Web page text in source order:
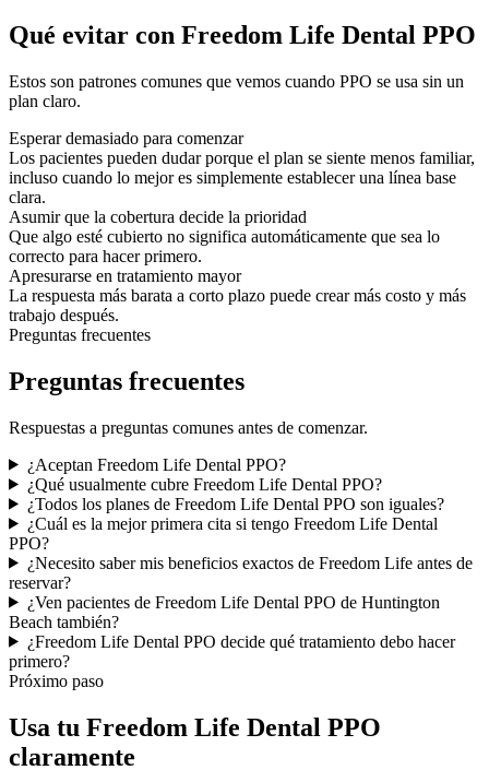
Qué evitar con Freedom Life Dental PPO
Estos son patrones comunes que vemos cuando PPO se usa sin un
plan claro.
Esperar demasiado para comenzar
Los pacientes pueden dudar porque el plan se siente menos familiar,
incluso cuando lo mejor es simplemente establecer una línea base
clara.
Asumir que la cobertura decide la prioridad
Que algo esté cubierto no significa automáticamente que sea lo
correcto para hacer primero.
Apresurarse en tratamiento mayor
La respuesta más barata a corto plazo puede crear más costo y más
trabajo después.
Preguntas frecuentes
Preguntas frecuentes
Respuestas a preguntas comunes antes de comenzar.
¿Aceptan Freedom Life Dental PPO?
¿Qué usualmente cubre Freedom Life Dental PPO?
¿Todos los planes de Freedom Life Dental PPO son iguales?
¿Cuál es la mejor primera cita si tengo Freedom Life Dental
PPO?
¿Necesito saber mis beneficios exactos de Freedom Life antes de
reservar?
¿Ven pacientes de Freedom Life Dental PPO de Huntington
Beach también?
¿Freedom Life Dental PPO decide qué tratamiento debo hacer
primero?
Próximo paso
Usa tu Freedom Life Dental PPO
claramente